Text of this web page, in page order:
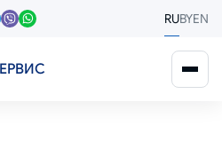
RUBYEN